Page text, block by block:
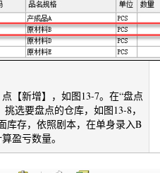
【新增】，如图13-7。在“盘点
选要盘点的仓库，如图13-8，
库存，依照剧本，在单身录入B
盈亏数量。